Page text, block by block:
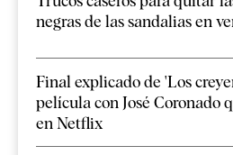
negras de las sandalias en
Final explicado de 'Los
película con José Coronado
en Netflix